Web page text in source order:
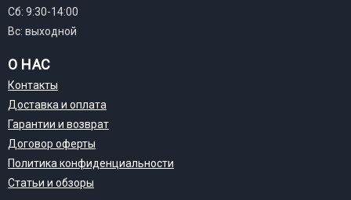
Сб: 9:30-14:00
Вс: выходной
О НАС
Контакты
Доставка и оплата
Гарантии и возврат
Договор оферты
Политика конфиденциальности
Статьи и обзоры